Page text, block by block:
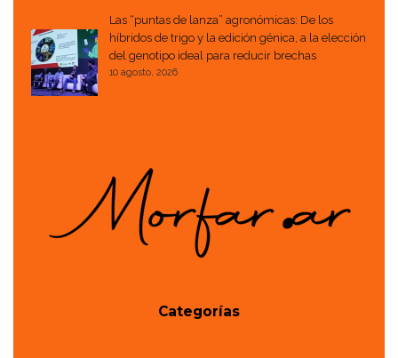
Las “puntas de lanza” agronómicas: De los
híbridos de trigo y la edición génica, a la elección
del genotipo ideal para reducir brechas
10 agosto, 2026
Categorías